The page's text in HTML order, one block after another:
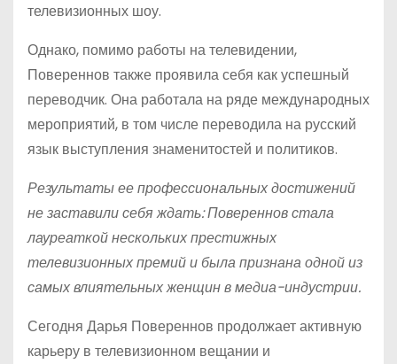
телевизионных шоу.
Однако, помимо работы на телевидении,
Повереннов также проявила себя как успешный
переводчик. Она работала на ряде международных
мероприятий, в том числе переводила на русский
язык выступления знаменитостей и политиков.
Результаты ее профессиональных достижений
не заставили себя ждать: Повереннов стала
лауреаткой нескольких престижных
телевизионных премий и была признана одной из
самых влиятельных женщин в медиа-индустрии.
Сегодня Дарья Повереннов продолжает активную
карьеру в телевизионном вещании и